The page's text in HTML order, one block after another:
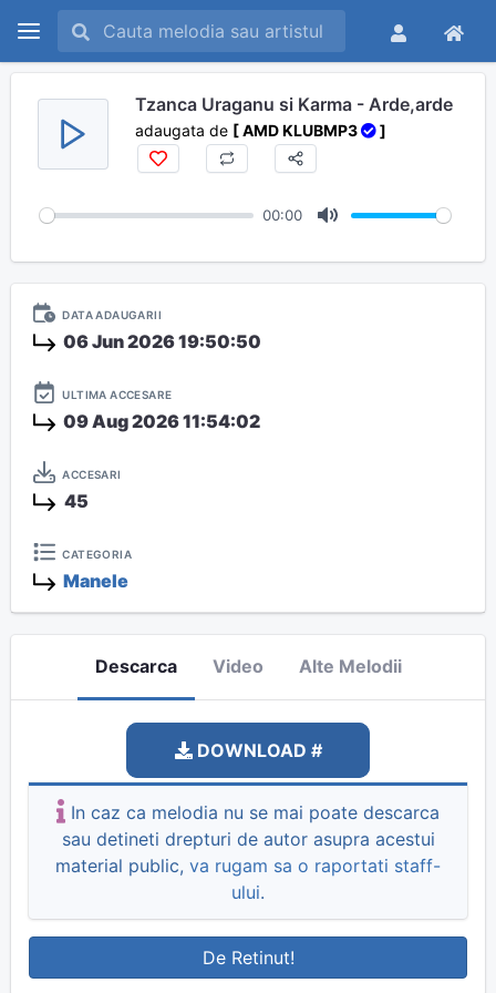
Tzanca Uraganu si Karma - Arde,arde
adaugata de [ AMD KLUBMP3 ]
00:00
u
DATA ADAUGARII
06 Jun 2026 19:50:50
ULTIMA ACCESARE
09 Aug 2026 11:54:02
ACCESARI
45
CATEGORIA
Manele
Descarca Video Alte Melodii
DOWNLOAD #
In caz ca melodia nu se mai poate descarca
sau detineti drepturi de autor asupra acestui
material public, va rugam sa o raportati staff-
ului.
De Retinut!